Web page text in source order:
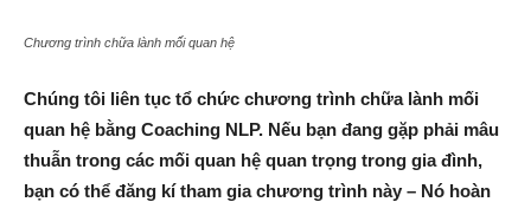
Chương trình chữa lành mối quan hệ
Chúng tôi liên tục tổ chức chương trình chữa lành mối
quan hệ bằng Coaching NLP. Nếu bạn đang gặp phải mâu
thuẫn trong các mối quan hệ quan trọng trong gia đình,
bạn có thể đăng kí tham gia chương trình này – Nó hoàn